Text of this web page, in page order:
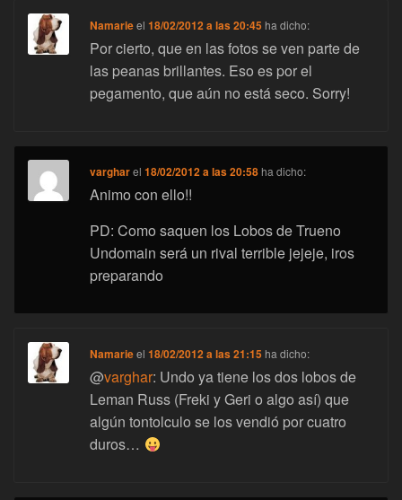
Namarieel18/02/2012 a las 20:45 ha dicho:
Por cierto, que en las fotos se ven parte de
las peanas brillantes. Eso es por el
pegamento, que aún no está seco. Sorry!
vargharel18/02/2012 a las 20:58 ha dicho:
Animo con ello!!
PD: Como saquen los Lobos de Trueno
Undomain será un rival terrible jejeje, iros
preparando
Namarieel18/02/2012 a las 21:15 ha dicho:
@varghar: Undo ya tiene los dos lobos de
Leman Russ (Freki y Geri o algo así) que
algún tontolculo se los vendió por cuatro
duros…